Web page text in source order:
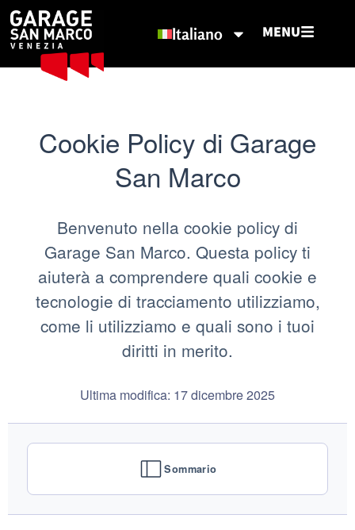
Italiano MENU
Cookie Policy di Garage
San Marco
Benvenuto nella cookie policy di
Garage San Marco. Questa policy ti
aiuterà a comprendere quali cookie e
tecnologie di tracciamento utilizziamo,
come li utilizziamo e quali sono i tuoi
diritti in merito.
Ultima modifica: 17 dicembre 2025
Sommario